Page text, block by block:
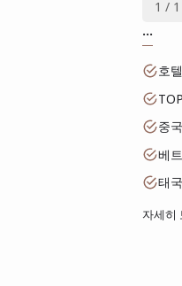
1 / 1
...
호
중국
베
태국
자세히